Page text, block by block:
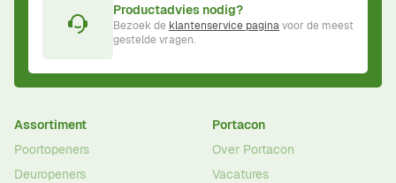
Productadvies nodig?
Bezoek de klantenservice paginavoor de meest
gestelde vragen.
Assortiment
Poortopeners
Deuropeners
Portacon
Over Portacon
Vacatures